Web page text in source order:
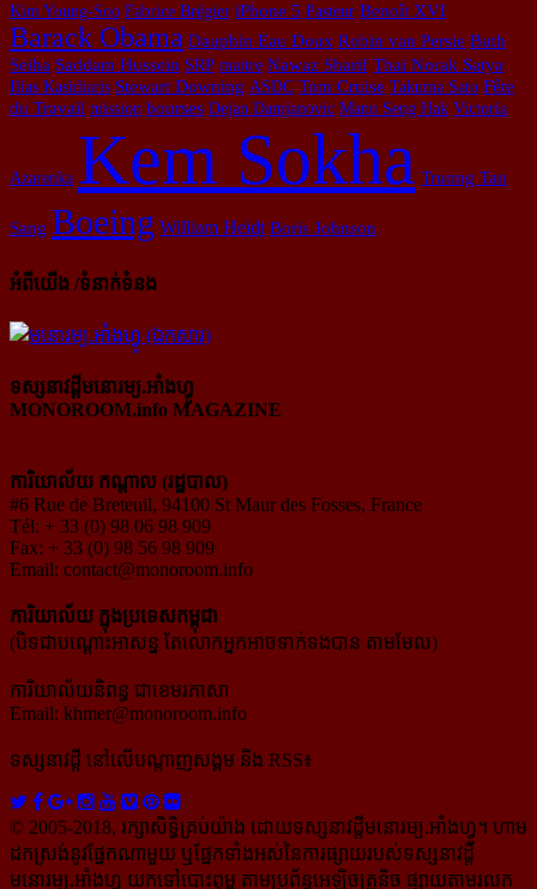
Kim Young-Soo Fabrice Brégier iPhone 5 Pasteur Benoît XVI
Barack Obama Dauphin Eau Doux Robin van Persie Buth
Seiha Saddam Hussein SRP maitre Nawaz Sharif Thai Norak Satya
Ilias Kasidiaris Stewart Downing ASDC Tom Cruise Takuma Sato Fête
du Travail mission bourses Dejan Damjanovic Mann Seng Hak Victoria
Azarenka Kem Sokha Truong Tan
Sang Boeing William Heidt Boris Johnson
អំពីយើង /ទំនាក់ទំនង
ទស្សនាវដ្ដីមនោរម្យ.អាំងហ្វូ
MONOROOM.info MAGAZINE
ការិយាល័យ កណ្ដាល (រដ្ឋបាល)
#6 Rue de Breteuil, 94100 St Maur des Fosses, France
Tél: + 33 (0) 98 06 98 909
Fax: + 33 (0) 98 56 98 909
Email: contact@monoroom.info
ការិយាល័យ ក្នុង​ប្រទេស​កម្ពុជា
(បិទជាបណ្ដោះអាសន្ន តែលោកអ្នកអាចទាក់ទងបាន តាមមែល)
ការិយាល័យនិពន្ធ ជាខេមរភាសា
Email: khmer@monoroom.info
ទស្សនាវដ្ដី​ នៅលើបណ្ដាញសង្គម និង RSS៖
© 2005-2018, រក្សាសិទ្ធិគ្រប់យ៉ាង ដោយទស្សនាវដ្ដី​មនោរម្យ.អាំងហ្វូ។ ហាម​
ដក​ស្រង់​នូវ​ផ្នែក​ណា​មួយ​ ឬ​ផ្នែក​ទាំង​អស់​នៃ​ការ​ផ្សាយ​របស់​ទស្សនាវដ្ដី​​
មនោរម្យ.អាំងហ្វូ យក​ទៅ​​បោះពុម្ព តាម​ប្រព័ន្ធ​អេឡិច​ត្រូនិច ផ្សាយ​តាម​រលក​